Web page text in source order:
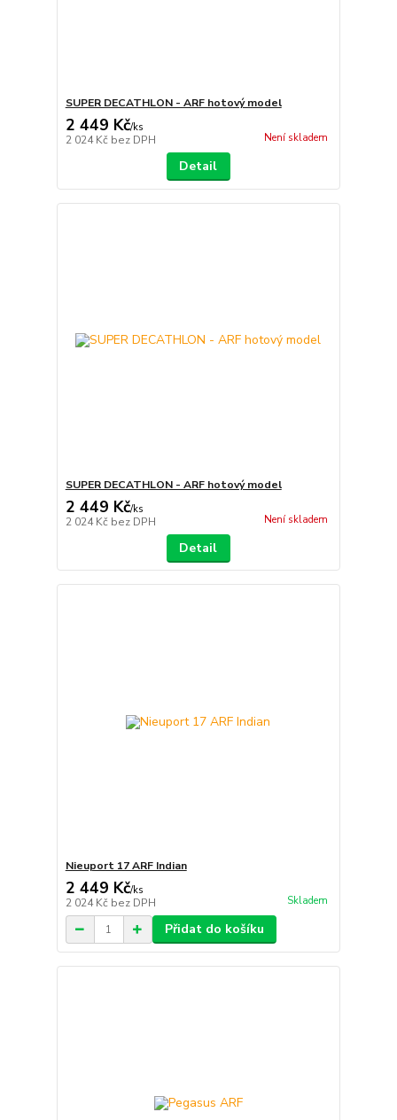
SUPER DECATHLON - ARF hotový model
2 449 Kč/ks
2 024 Kč bez DPH Není skladem
Detail
SUPER DECATHLON - ARF hotový model
2 449 Kč/ks
2 024 Kč bez DPH Není skladem
Detail
Nieuport 17 ARF Indian
2 449 Kč/ks
2 024 Kč bez DPH Skladem
Přidat do košíku